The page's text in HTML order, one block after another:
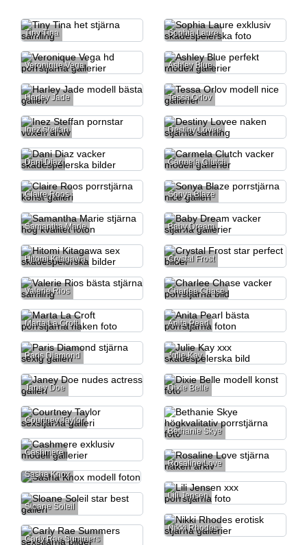
Tiny Tina Sophia Laure
Veronique Vega Ashley Blue
Harley Jade Tessa Orlov
Inez Steffan Destiny Lovee
Dani Diaz Carmela Clutch
Claire Roos Sonya Blaze
Samantha Marie Baby Dream
Hitomi Kitagawa Crystal Frost
Valerie Rios Charlee Chase
Marta La Croft Anita Pearl
Paris Diamond Julie Kay
Janey Doe Dixie Belle
Courtney Taylor
Bethanie Skye
Cashmere
Rosaline Love
Sasha Knox
Lili Jensen
Sloane Soleil
Nikki Rhodes
Carly Rae Summers